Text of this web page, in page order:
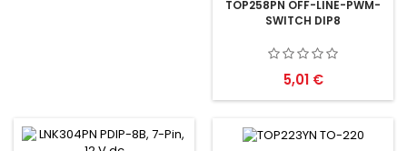
TOP258PN OFF-LINE-PWM-
SWITCH DIP8
Preis
5,01 €